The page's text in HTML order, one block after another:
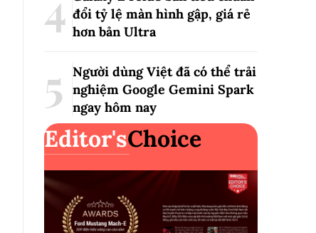
đổi tỷ lệ màn hình gập, giá rẻ
hơn bản Ultra
Người dùng Việt đã có thể trải
nghiệm Google Gemini Spark
ngay hôm nay
Editor'sChoice